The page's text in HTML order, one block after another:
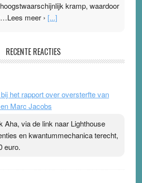
kramp, waardoor
meer › [...]
van Beek
ermee hun hartslag te verlagen
opnemen. Daarop heeft zo’n
Maar het gevoel ‘makkelijker te
de topspsort ›[...]
RECENTE REACTIES
het rapport over oversterfte van
Marc Jacobs
Aha, via de link naar Lighthouse
en kwantummechanica terecht,
euro.